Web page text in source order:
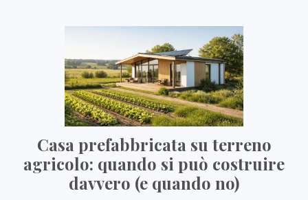
Casa prefabbricata su terreno
agricolo: quando si può costruire
davvero (e quando no)